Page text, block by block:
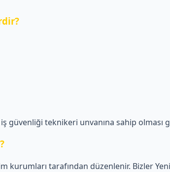
güvenliği teknikeri unvanına sahip olması
tarafından düzenlenir. Bizler